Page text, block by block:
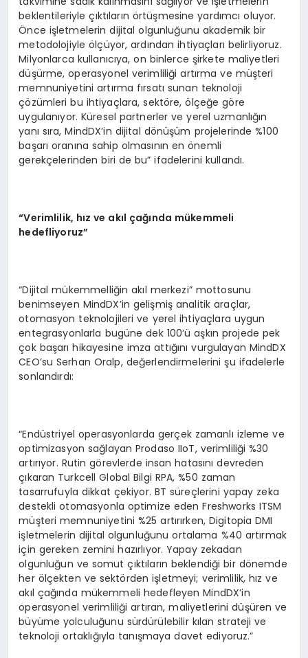
beklentileriyle çıktıların örtüşmesine yardımcı oluyor.
Önce işletmelerin dijital olgunluğunu akademik bir
metodolojiyle ölçüyor, ardından ihtiyaçları belirliyoruz.
Milyonlarca kullanıcıya, on binlerce şirkete maliyetleri
düşürme, operasyonel verimliliği artırma ve müşteri
memnuniyetini artırma fırsatı sunan teknoloji
çözümleri bu ihtiyaçlara, sektöre, ölçeğe göre
uygulanıyor. Küresel partnerler ve yerel uzmanlığın
yanı sıra, MindDX’in dijital dönüşüm projelerinde %100
başarı oranına sahip olmasının en önemli
gerekçelerinden biri de bu” ifadelerini kullandı.
“Verimlilik, hız ve akıl çağında mükemmeli
hedefliyoruz”
“Dijital mükemmelliğin akıl merkezi” mottosunu
benimseyen MindDX’in gelişmiş analitik araçlar,
otomasyon teknolojileri ve yerel ihtiyaçlara uygun
entegrasyonlarla bugüne dek 100’ü aşkın projede pek
çok başarı hikayesine imza attığını vurgulayan MindDX
CEO’su Serhan Oralp, değerlendirmelerini şu ifadelerle
sonlandırdı:
“Endüstriyel operasyonlarda gerçek zamanlı izleme ve
optimizasyon sağlayan Prodaso IIoT, verimliliği %30
artırıyor. Rutin görevlerde insan hatasını devreden
çıkaran Turkcell Global Bilgi RPA, %50 zaman
tasarrufuyla dikkat çekiyor. BT süreçlerini yapay zeka
destekli otomasyonla optimize eden Freshworks ITSM
müşteri memnuniyetini %25 artırırken, Digitopia DMI
işletmelerin dijital olgunluğunu ortalama %40 artırmak
için gereken zemini hazırlıyor. Yapay zekadan
olgunluğun ve somut çıktıların beklendiği bir dönemde
her ölçekten ve sektörden işletmeyi; verimlilik, hız ve
akıl çağında mükemmeli hedefleyen MindDX’in
operasyonel verimliliği artıran, maliyetlerini düşüren ve
büyüme yolculuğunu sürdürülebilir kılan strateji ve
teknoloji ortaklığıyla tanışmaya davet ediyoruz.”